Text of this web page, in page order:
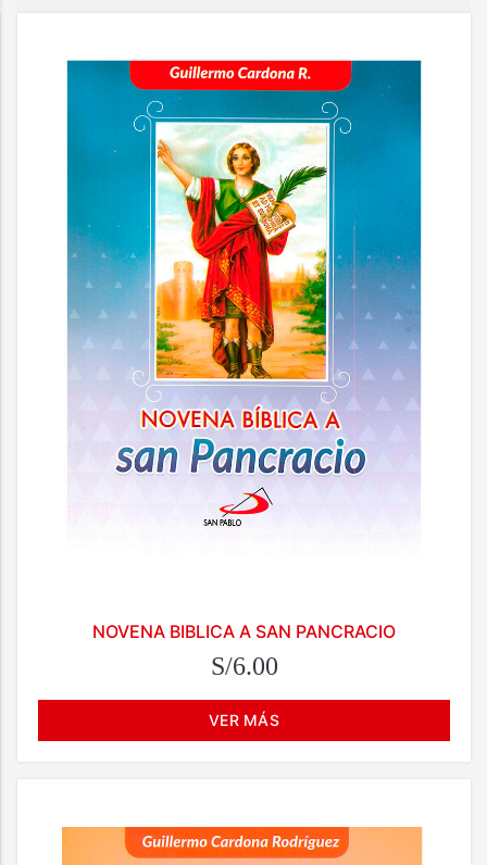
NOVENA BIBLICA A SAN PANCRACIO
S/6.00
VER MÁS